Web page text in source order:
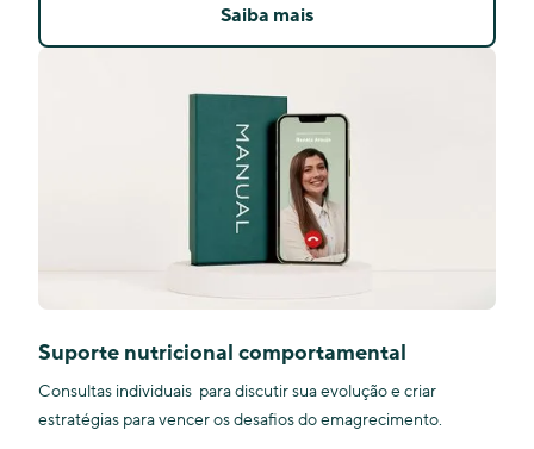
Saiba mais
Suporte nutricional comportamental
Consultas individuais para discutir sua evolução e criar
estratégias para vencer os desafios do emagrecimento.